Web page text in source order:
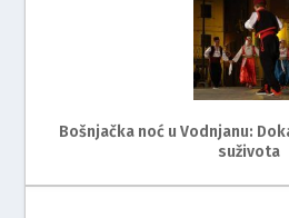
Bošnjačka noć u Vodnjanu:
suživota